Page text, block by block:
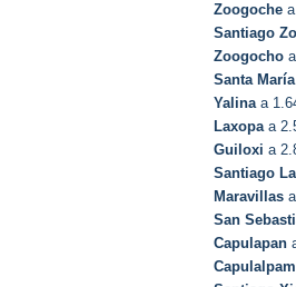
Zoogoche
Santiago
Zoogocho
Santa
Yalinaa
Laxopaa
Guiloxi a
Santiago
Maravillas
San
Capulapan
Capulalpam